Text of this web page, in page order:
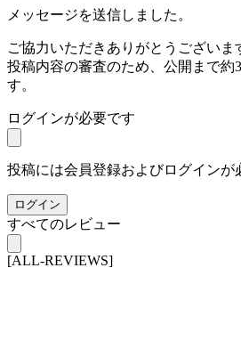
メッセージを送信しました。
ご協力いただきありがとうございま
投稿内容の審査のため、公開まで約
す。
ログインが必要です
投稿には会員登録およびログインが
ログイン
すべてのレビュー
[ALL-REVIEWS]